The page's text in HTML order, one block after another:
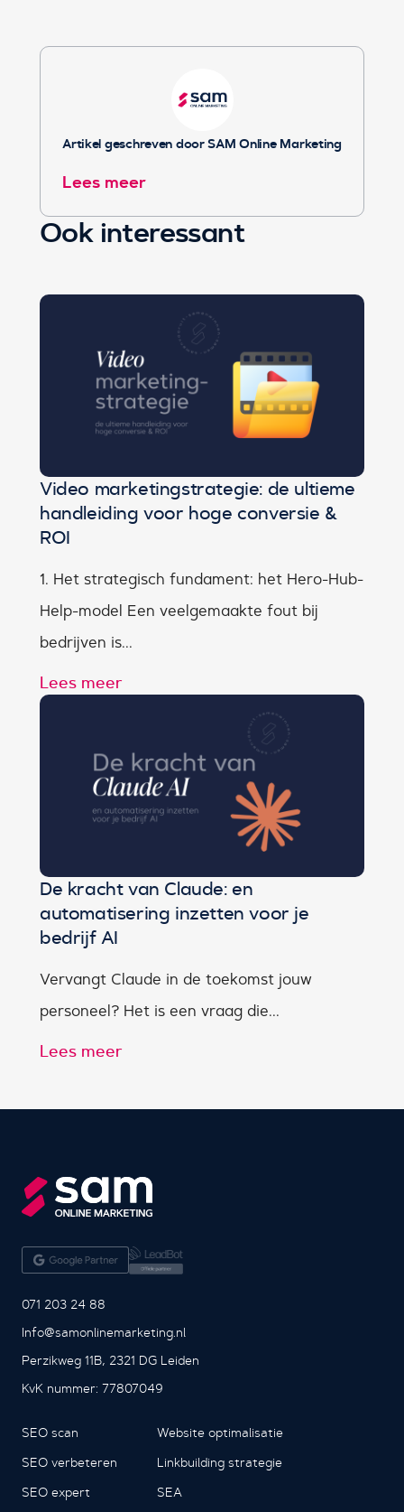
Artikel geschreven door SAM Online Marketing
Lees meer
Ook interessant
Video marketingstrategie: de ultieme
handleiding voor hoge conversie &
ROI
1. Het strategisch fundament: het Hero-Hub-
Help-model Een veelgemaakte fout bij
bedrijven is...
Lees meer
De kracht van Claude: en
automatisering inzetten voor je
bedrijf AI
Vervangt Claude in de toekomst jouw
personeel? Het is een vraag die...
Lees meer
071 203 24 88
Info@samonlinemarketing.nl
Perzikweg 11B, 2321 DG Leiden
KvK nummer: 77807049
SEO scan
SEO verbeteren
SEO expert
Website optimalisatie
Linkbuilding strategie
SEA